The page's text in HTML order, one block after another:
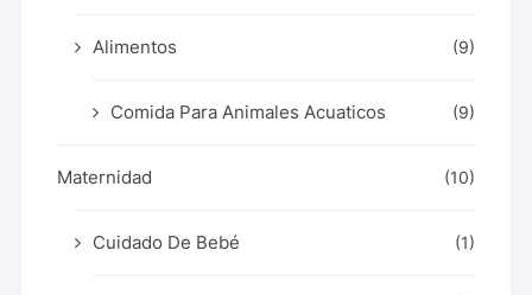
Alimentos (9)
Comida Para Animales Acuaticos (9)
Maternidad (10)
Cuidado De Bebé (1)